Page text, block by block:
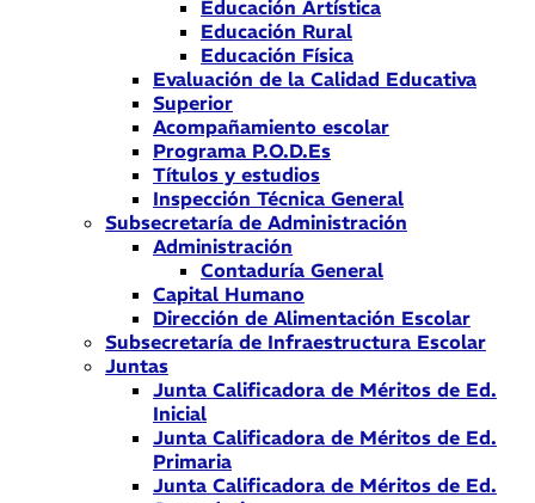
Educación Artística
Educación Rural
Educación Física
Evaluación de la Calidad Educativa
Superior
Acompañamiento escolar
Programa P.O.D.Es
Títulos y estudios
Inspección Técnica General
Subsecretaría de Administración
Administración
Contaduría General
Capital Humano
Dirección de Alimentación Escolar
Subsecretaría de Infraestructura Escolar
Juntas
Junta Calificadora de Méritos de Ed.
Inicial
Junta Calificadora de Méritos de Ed.
Primaria
Junta Calificadora de Méritos de Ed.